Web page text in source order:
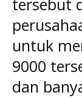
tersebut
untuk
9000
dan